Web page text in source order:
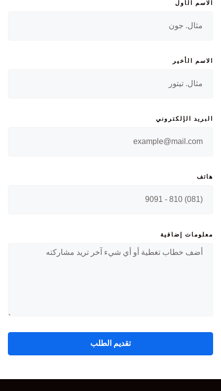
الاسم الأول
الاسم الأخير
البريد الإلكتروني
هاتف
معلومات إضافية
تقديم الطلب